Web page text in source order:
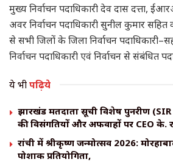
मुख्य निर्वाचन पदाधिकारी देव दास दत्ता,
अवर निर्वाचन पदाधिकारी सुनील कुमार सहित
से सभी जिलों के जिला निर्वाचन
निर्वाचन पदाधिकारी एवं निर्वाचन से संबंधित
ये भीपढ़िये
झारखंड मतदाता सूची विशेष पुनरीक्षण
की विसंगतियों और अफवाहों पर CEO के.
रांची में श्रीकृष्ण जन्मोत्सव 2026:
पोशाक प्रतियोगिता,